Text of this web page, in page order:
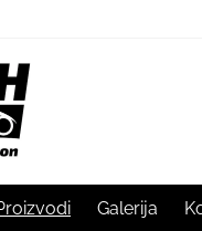
Galerija